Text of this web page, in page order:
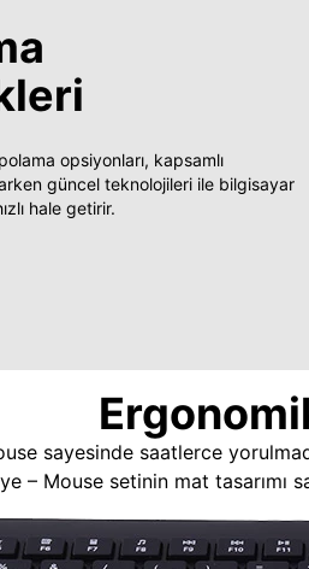
opsiyonları, kapsamlı
güncel teknolojileri ile bilgisayar
hale getirir.
sayesinde saatlerce
– Mouse setinin mat tasarımı